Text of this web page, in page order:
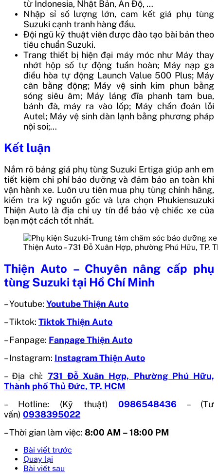
từ Indonesia, Nhật Bản, Ấn Độ, …
Nhập sỉ số lượng lớn, cam kết giá phụ tùng
Suzuki cạnh tranh hàng đầu.
Đội ngũ kỹ thuật viên được đào tạo bài bản theo
tiêu chuẩn Suzuki.
Trang thiết bị hiện đại máy móc như Máy thay
nhớt hộp số tự động tuần hoàn; Máy nạp ga
điều hòa tự động Launch Value 500 Plus; Máy
cân bằng động; Máy vệ sinh kim phun bằng
sóng siêu âm; Máy láng đĩa phanh tam bua,
bánh đà, máy ra vào lốp; Máy chẩn đoán lỗi
Autel; Máy vệ sinh dàn lạnh bằng phương pháp
nội soi;…
Kết luận
Nắm rõ bảng giá phụ tùng Suzuki Ertiga giúp anh em
tiết kiệm chi phí bảo dưỡng và đảm bảo an toàn khi
vận hành xe. Luôn ưu tiên mua phụ tùng chính hãng,
kiểm tra kỹ nguồn gốc và lựa chọn Phukiensuzuki
Thiện Auto là địa chỉ uy tín để bảo vệ chiếc xe của
bạn một cách tốt nhất.
Thiện Auto – 731 Đỗ Xuân Hợp, phường Phú Hữu, TP.
Thiện Auto – Chuyên nâng cấp phụ
tùng Suzuki tại Hồ Chí Minh
– Youtube: Youtube Thiện Auto
– Tiktok: Tiktok Thiện Auto
– Fanpage: Fanpage Thiện Auto
– Instagram: Instagram Thiện Auto
– Địa chỉ: 731 Đỗ Xuân Hợp, Phường Phú Hữu,
Thành phố Thủ Đức, TP. HCM
– Hotline: (Kỹ thuật)0986548436 – (Tư
vấn) 0938395022
– Thời gian làm việc: 8:00 AM – 18:00 PM
Bài viết trước
Quay lại
Bài viết sau